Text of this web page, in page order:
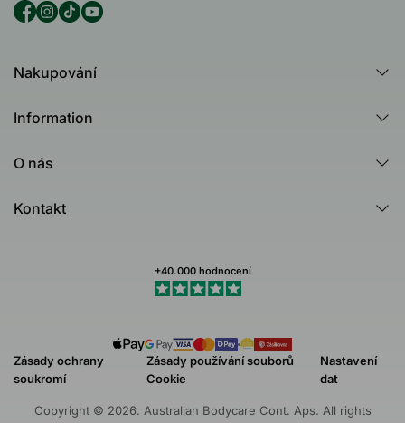
Nakupování
Produktový rádce - Test
Information
Nejčastější dotazy (FAQ)
O nás
Kontakt
Můj profil (Stav objednávky)+40.000 hodnocení
Zásady ochrany
soukromí
Zásady používání souborů
Cookie
Nastavení
dat
Copyright © 2026. Australian Bodycare Cont. Aps. All rights